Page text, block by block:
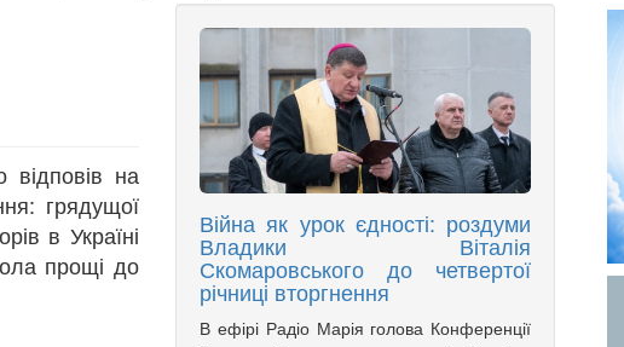
на
грядущої
в Україні
прощі до
Війна як урок єдності: роздуми
Владики Віталія
Скомаровського до четвертої
річниці вторгнення
В ефірі Радіо Марія голова Конференції